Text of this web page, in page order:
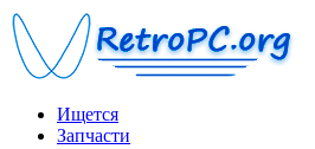
Ищется
Запчасти